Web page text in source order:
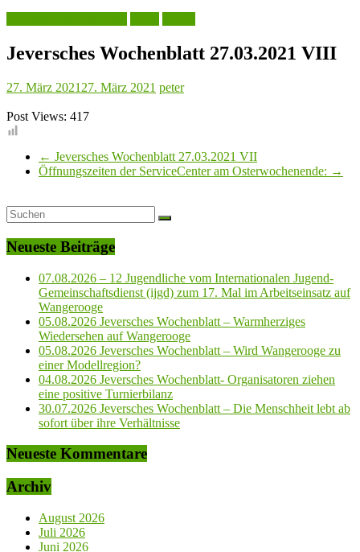
Jeversches Wochenblatt 27.03.2021 VIII
27. März 2021 27. März 2021 peter
Post Views: 417
← Jeversches Wochenblatt 27.03.2021 VII
Öffnungszeiten der ServiceCenter am Osterwochenende: →
Neueste Beiträge
07.08.2026 – 12 Jugendliche vom Internationalen Jugend-
Gemeinschaftsdienst (ijgd) zum 17. Mal im Arbeitseinsatz auf
Wangerooge
05.08.2026 Jeversches Wochenblatt – Warmherziges
Wiedersehen auf Wangerooge
05.08.2026 Jeversches Wochenblatt – Wird Wangerooge zu
einer Modellregion?
04.08.2026 Jeversches Wochenblatt- Organisatoren ziehen
eine positive Turnierbilanz
30.07.2026 Jeversches Wochenblatt – Die Menschheit lebt ab
sofort über ihre Verhältnisse
Neueste Kommentare
Archiv
August 2026
Juli 2026
Juni 2026